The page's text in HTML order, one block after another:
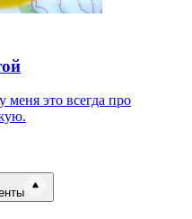
это всегда про